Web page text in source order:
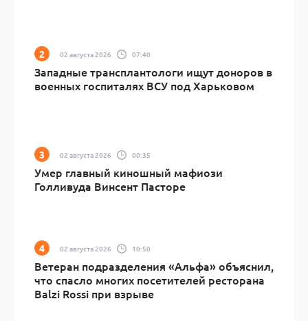
02 августа 2026 07:40
Западные трансплантологи ищут доноров в
военных госпиталях ВСУ под Харьковом
02 августа 2026 00:35
Умер главный киношный мафиози
Голливуда Винсент Пасторе
02 августа 2026 10:50
Ветеран подразделения «Альфа» объяснил,
что спасло многих посетителей ресторана
Balzi Rossi при взрыве